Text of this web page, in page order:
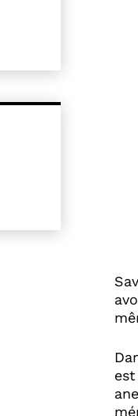
FENÊTRE